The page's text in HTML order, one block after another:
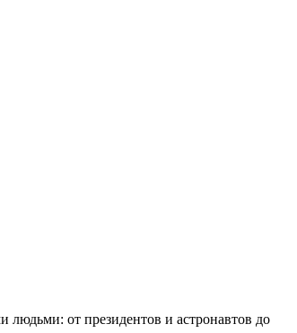
от президентов и астронавтов до